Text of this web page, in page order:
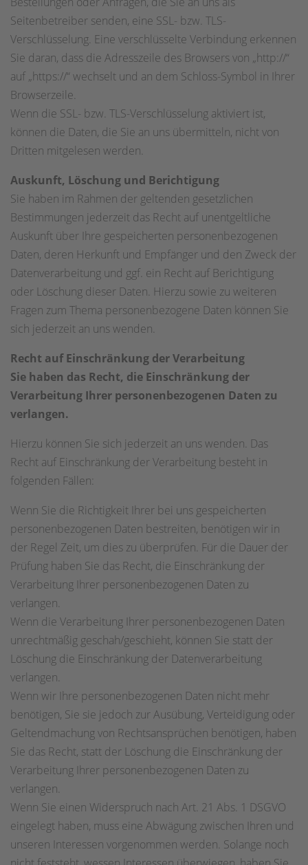
Seitenbetreiber senden, eine SSL- bzw. TLS-
Verschlüsselung. Eine verschlüsselte Verbindung erkennen
Sie daran, dass die Adresszeile des Browsers von „http://“
auf „https://“ wechselt und an dem Schloss-Symbol in Ihrer
Browserzeile.
Wenn die SSL- bzw. TLS-Verschlüsselung aktiviert ist,
können die Daten, die Sie an uns übermitteln, nicht von
Dritten mitgelesen werden.
Auskunft, Löschung und Berichtigung
Sie haben im Rahmen der geltenden gesetzlichen
Bestimmungen jederzeit das Recht auf unentgeltliche
Auskunft über Ihre gespeicherten personenbezogenen
Daten, deren Herkunft und Empfänger und den Zweck der
Datenverarbeitung und ggf. ein Recht auf Berichtigung
oder Löschung dieser Daten. Hierzu sowie zu weiteren
Fragen zum Thema personenbezogene Daten können Sie
sich jederzeit an uns wenden.
Recht auf Einschränkung der Verarbeitung
Sie haben das Recht, die Einschränkung der
Verarbeitung Ihrer personenbezogenen Daten zu
verlangen.
Hierzu können Sie sich jederzeit an uns wenden. Das
Recht auf Einschränkung der Verarbeitung besteht in
folgenden Fällen:
Wenn Sie die Richtigkeit Ihrer bei uns gespeicherten
personenbezogenen Daten bestreiten, benötigen wir in
der Regel Zeit, um dies zu überprüfen. Für die Dauer der
Prüfung haben Sie das Recht, die Einschränkung der
Verarbeitung Ihrer personenbezogenen Daten zu
verlangen.
Wenn die Verarbeitung Ihrer personenbezogenen Daten
unrechtmäßig geschah/geschieht, können Sie statt der
Löschung die Einschränkung der Datenverarbeitung
verlangen.
Wenn wir Ihre personenbezogenen Daten nicht mehr
benötigen, Sie sie jedoch zur Ausübung, Verteidigung oder
Geltendmachung von Rechtsansprüchen benötigen, haben
Sie das Recht, statt der Löschung die Einschränkung der
Verarbeitung Ihrer personenbezogenen Daten zu
verlangen.
Wenn Sie einen Widerspruch nach Art. 21 Abs. 1 DSGVO
eingelegt haben, muss eine Abwägung zwischen Ihren und
unseren Interessen vorgenommen werden. Solange noch